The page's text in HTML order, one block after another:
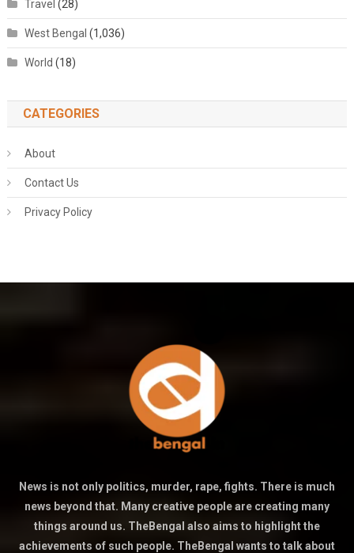
Travel (28)
West Bengal (1,036)
World (18)
CATEGORIES
About
Contact Us
Privacy Policy
News is not only politics, murder, rape, fights. There is much
news beyond that. Many creative people are creating many
things around us. TheBengal also aims to highlight the
achievements of such people. TheBengal wants to talk about